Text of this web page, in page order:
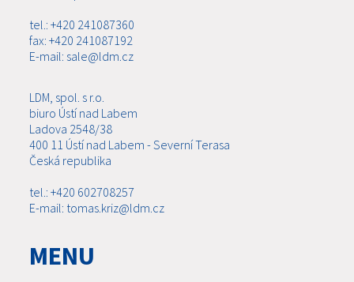
tel.: +420 241087360
fax: +420 241087192
E-mail: sale@ldm.cz
LDM, spol. s r.o.
biuro Ústí nad Labem
Ladova 2548/38
400 11 Ústí nad Labem - Severní Terasa
Česká republika
tel.: +420 602708257
E-mail: tomas.kriz@ldm.cz
MENU